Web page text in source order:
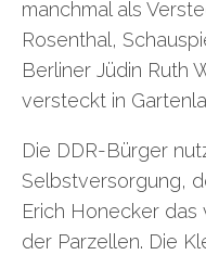
manchmal als
Rosenthal,
Berliner Jüdin Ruth
versteckt in
Die DDR-Bürger
Selbstversorgung,
Erich Honecker das
der Parzellen. Die